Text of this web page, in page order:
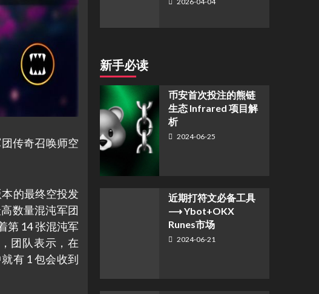
传奇召唤师空
的最终空投发
数量混沌军团
第 14 张混沌军
团队表示，在
有 1 包会收到
新手必读
币安首次投注的熊链
生态 Infrared 项目解
析
2024-06-25
近期打符文必备工具
⟶ Ybot+OKX
Runes市场
2024-06-21